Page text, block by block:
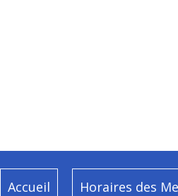
Accueil Horaires des